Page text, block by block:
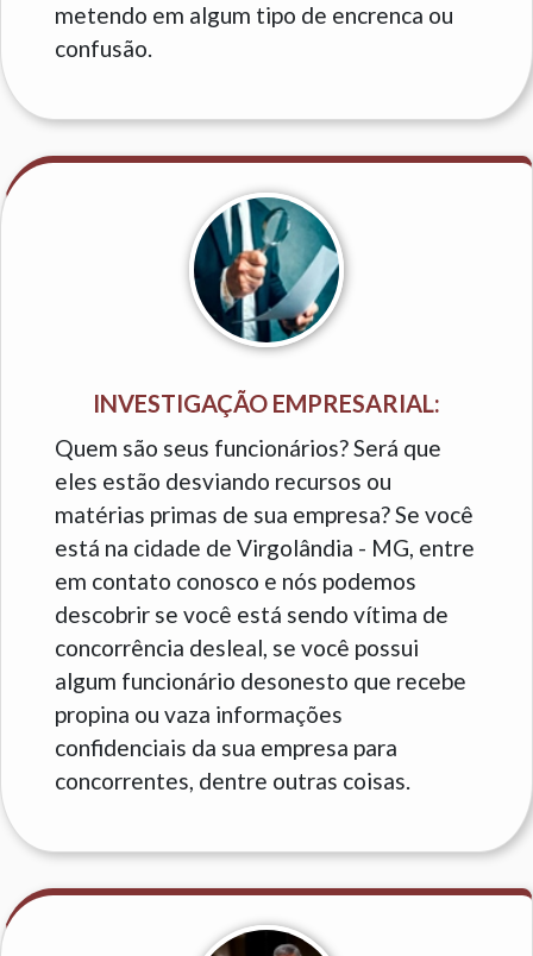
metendo em algum tipo de encrenca ou
confusão.
INVESTIGAÇÃO EMPRESARIAL:
Quem são seus funcionários? Será que
eles estão desviando recursos ou
matérias primas de sua empresa? Se você
está na cidade de Virgolândia - MG, entre
em contato conosco e nós podemos
descobrir se você está sendo vítima de
concorrência desleal, se você possui
algum funcionário desonesto que recebe
propina ou vaza informações
confidenciais da sua empresa para
concorrentes, dentre outras coisas.